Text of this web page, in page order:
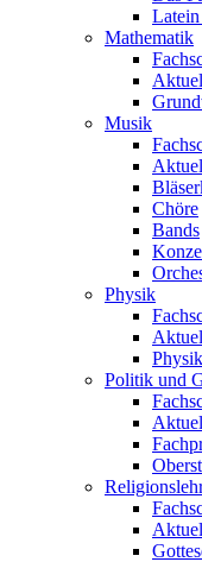
Mathematik
Musik
Chöre
Bands
Physik
Politik und